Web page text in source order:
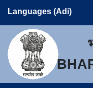
Languages (Adi)